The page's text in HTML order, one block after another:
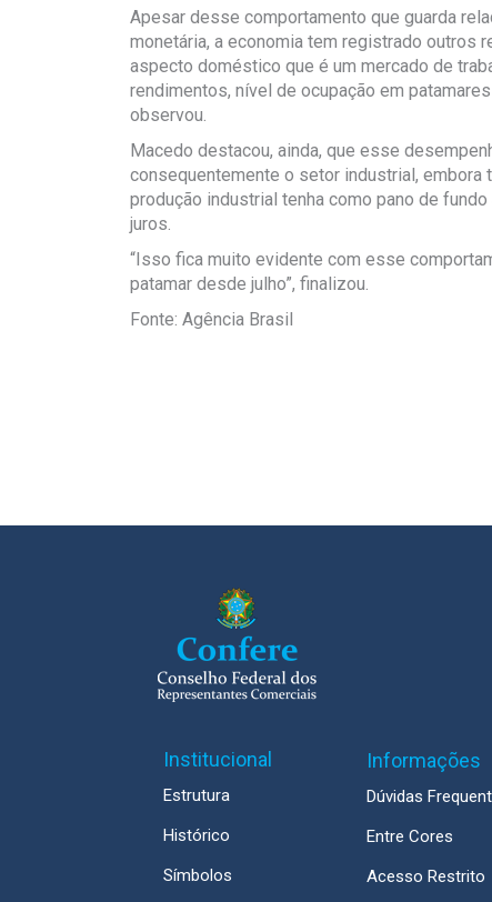
Apesar desse comportamento que guarda
monetária, a economia tem registrado outros
aspecto doméstico que é um mercado de
rendimentos, nível de ocupação em
observou.
Macedo destacou, ainda, que esse
consequentemente o setor industrial,
produção industrial tenha como pano de
juros.
“Isso fica muito evidente com esse
patamar desde julho”, finalizou.
Fonte: Agência Brasil
Institucional
Estrutura
Histórico
Símbolos
Informações
Dúvidas
Entre Cores
Acesso Restrito